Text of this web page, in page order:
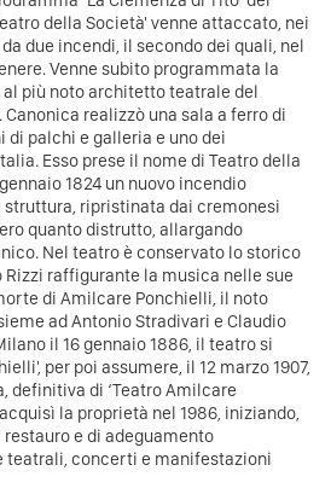
della Società' venne attaccato, nei
due incendi, il secondo dei quali, nel
Venne subito programmata la
più noto architetto teatrale del
realizzò una sala a ferro di
palchi e galleria e uno dei
Esso prese il nome di Teatro della
1824 un nuovo incendio
ripristinata dai cremonesi
quanto distrutto, allargando
Nel teatro è conservato lo storico
raffigurante la musica nelle sue
di Amilcare Ponchielli, il noto
ad Antonio Stradivari e Claudio
il 16 gennaio 1886, il teatro si
per poi assumere, il 12 marzo 1907,
definitiva di ‘Teatro Amilcare
la proprietà nel 1986, iniziando,
e di adeguamento
teatrali, concerti e manifestazioni